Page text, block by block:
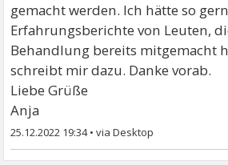
gemacht werden. Ich hätte so gern
Erfahrungsberichte von Leuten,
Behandlung bereits mitgemacht
schreibt mir dazu. Danke vorab.
Liebe Grüße
Anja
25.12.2022 19:34•